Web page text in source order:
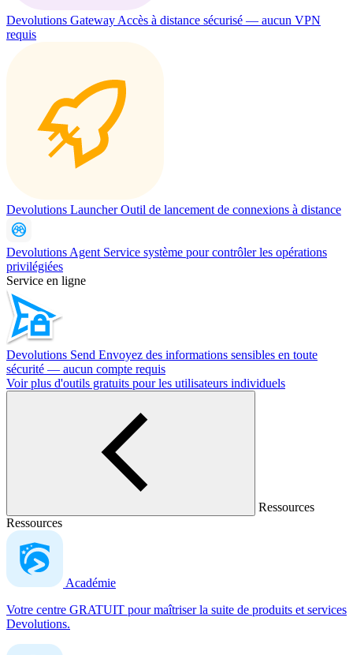
Devolutions Gateway Accès à distance sécurisé — aucun VPN
requis
Devolutions LauncherOutil de lancement de connexions à distance
Devolutions Agent Service système pour contrôler les opérations
privilégiées
Service en ligne
Devolutions Send Envoyez des informations sensibles en toute
sécurité — aucun compte requis
Voir plus d'outils gratuits pour les utilisateurs individuels
Ressources
Ressources
Académie
Votre centre GRATUIT pour maîtriser la suite de produits et services
Devolutions.